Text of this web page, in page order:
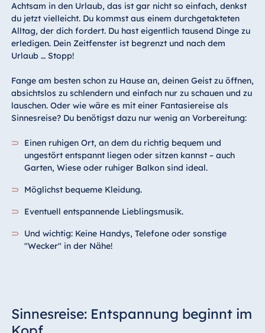
Achtsam in den Urlaub, das ist gar nicht so einfach, denkst
du jetzt vielleicht. Du kommst aus einem durchgetakteten
Alltag, der dich fordert. Du hast eigentlich tausend Dinge zu
erledigen. Dein Zeitfenster ist begrenzt und nach dem
Urlaub … Stopp!
Fange am besten schon zu Hause an, deinen Geist zu öffnen,
absichtslos zu schlendern und einfach nur zu schauen und zu
lauschen. Oder wie wäre es mit einer Fantasiereise als
Sinnesreise? Du benötigst dazu nur wenig an Vorbereitung:
Einen ruhigen Ort, an dem du richtig bequem und
ungestört entspannt liegen oder sitzen kannst – auch
Garten, Wiese oder ruhiger Balkon sind ideal.
Möglichst bequeme Kleidung.
Eventuell entspannende Lieblingsmusik.
Und wichtig: Keine Handys, Telefone oder sonstige
"Wecker" in der Nähe!
Sinnesreise: Entspannung beginnt im